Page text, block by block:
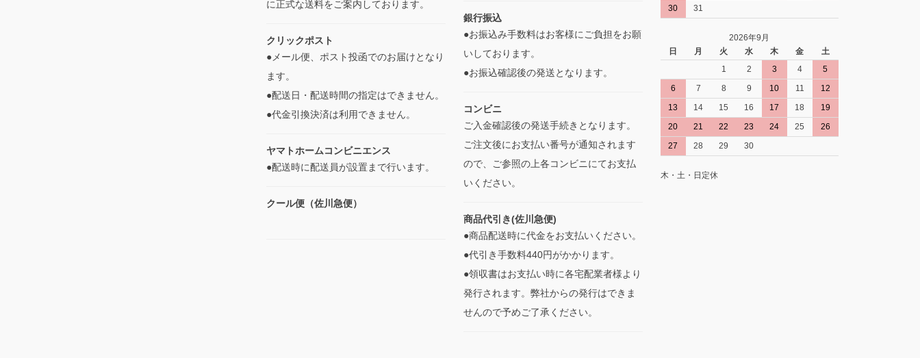
に正式な送料をご案内しております。
クリックポスト
●メール便、ポスト投函でのお届けとなり
ます。
●配送日・配送時間の指定はできません。
●代金引換決済は利用できません。
ヤマトホームコンビニエンス
●配送時に配送員が設置まで行います。
クール便（佐川急便）
銀行振込
●お振込み手数料はお客様にご負担をお願
いしております。
●お振込確認後の発送となります。
コンビニ
ご入金確認後の発送手続きとなります。
ご注文後にお支払い番号が通知されます
ので、ご参照の上各コンビニにてお支払
いください。
商品代引き(佐川急便)
●商品配送時に代金をお支払いください。
●代引き手数料440円がかかります。
●領収書はお支払い時に各宅配業者様より
発行されます。弊社からの発行はできま
せんので予めご了承ください。
30
31
2026年9月
日
月 火 水 木 金
土
1
2 3 4
5
6
7 8 9 10 11
12
13
14 15 16 17 18
19
20
21 22 23 24 25
26
27
28 29 30
木・土・日定休